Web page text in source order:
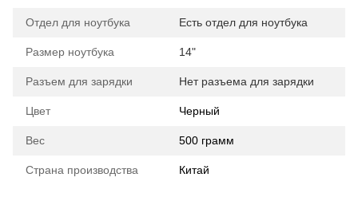
Отдел для ноутбука Есть отдел для ноутбука
Размер ноутбука 14"
Разъем для зарядки Нет разъема для зарядки
Цвет Черный
Вес 500 грамм
Страна производства Китай